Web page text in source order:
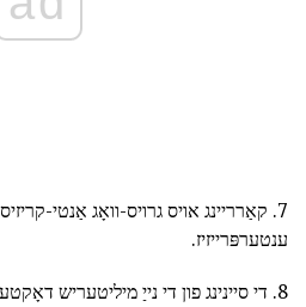
7. קאַרריינג אויס גרויס-וואָג אַנטי-
ענטערפּרייזיז.
8. די סיינינג פון די נייַ מיליטעריש דאָקטערין, די אַרמיי רעפאָרם.